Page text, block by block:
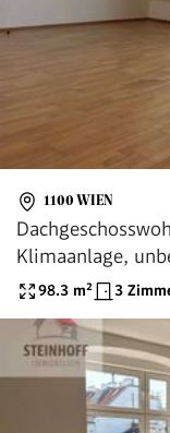
1100 WIEN
Klimaanlage,
98.3 m² 3